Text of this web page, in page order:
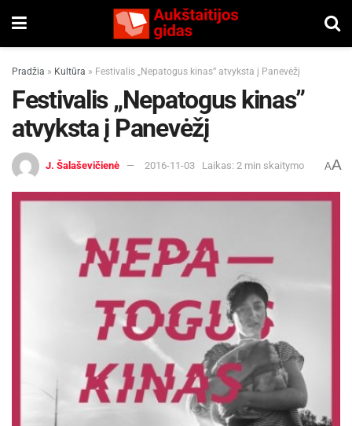
Pradžia » Kultūra » Festivalis „Nepatogus kinas” atvyksta į Panevėžį
Festivalis „Nepatogus kinas”
atvyksta į Panevėžį
J. Šalaševičienė 2016-11-03 Laikas: 2 min skaitymo AA